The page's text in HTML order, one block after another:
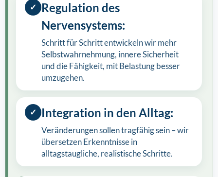
✓
Regulation des
Nervensystems:
Schritt für Schritt entwickeln wir mehr
Selbstwahrnehmung, innere Sicherheit
und die Fähigkeit, mit Belastung besser
umzugehen.
✓ Integration in den Alltag:
Veränderungen sollen tragfähig sein – wir
übersetzen Erkenntnisse in
alltagstaugliche, realistische Schritte.